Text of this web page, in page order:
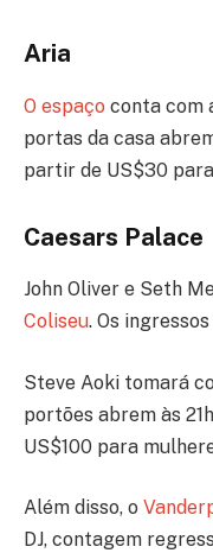
Aria
O espaço conta com
portas da casa
partir de US$30
Caesars Palace
John Oliver e Seth
Coliseu. Os
Steve Aoki tomará
portões abrem às
US$100 para
Além disso, o
DJ, contagem